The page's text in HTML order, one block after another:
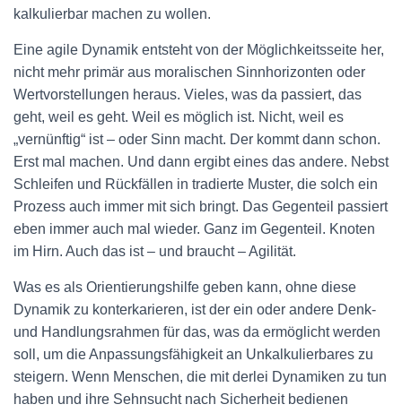
kalkulierbar machen zu wollen.
Eine agile Dynamik entsteht von der Möglichkeitsseite her,
nicht mehr primär aus moralischen Sinnhorizonten oder
Wertvorstellungen heraus. Vieles, was da passiert, das
geht, weil es geht. Weil es möglich ist. Nicht, weil es
„vernünftig“ ist – oder Sinn macht. Der kommt dann schon.
Erst mal machen. Und dann ergibt eines das andere. Nebst
Schleifen und Rückfällen in tradierte Muster, die solch ein
Prozess auch immer mit sich bringt. Das Gegenteil passiert
eben immer auch mal wieder. Ganz im Gegenteil. Knoten
im Hirn. Auch das ist – und braucht – Agilität.
Was es als Orientierungshilfe geben kann, ohne diese
Dynamik zu konterkarieren, ist der ein oder andere Denk-
und Handlungsrahmen für das, was da ermöglicht werden
soll, um die Anpassungsfähigkeit an Unkalkulierbares zu
steigern. Wenn Menschen, die mit derlei Dynamiken zu tun
haben und ihre Sehnsucht nach Sicherheit bedienen